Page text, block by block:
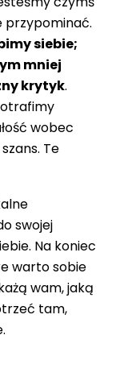
przypominać.
siebie;
mniej
krytyk.
wobec
Te
swojej
Na koniec
warto sobie
wam, jaką
tam,